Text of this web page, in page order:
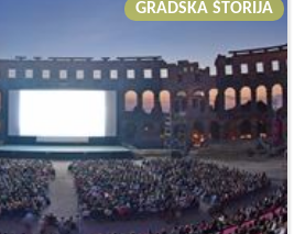
GRADSKA ŠTORIJA